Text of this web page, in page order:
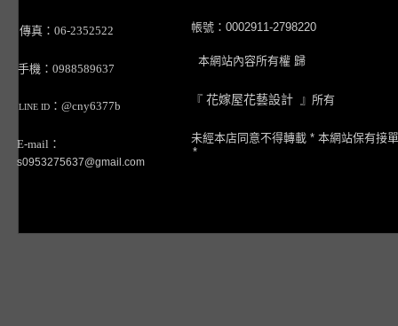
傳真：06-2352522
手機：0988589637
LINE ID ：@cny6377b
E-mail：
s0953275637@gmail.com
帳號：0002911-2798220
本網站內容所有權 歸
『 花嫁屋花藝設計 』所有
未經本店同意不得轉載 * 本網站保有接
*